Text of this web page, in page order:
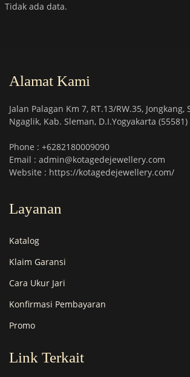
Tidak ada data.
Alamat Kami
Jalan Palagan Km 7, RT.13/RW.35, Jongkang,
Ngaglik, Kab. Sleman, D.I.Yogyakarta (55581)
Phone : +6282180009090
Email : admin@kotagedejewellery.com
Website : https://kotagedejewellery.com/
Layanan
Katalog
Klaim Garansi
Cara Ukur Jari
Konfirmasi Pembayaran
Promo
Link Terkait